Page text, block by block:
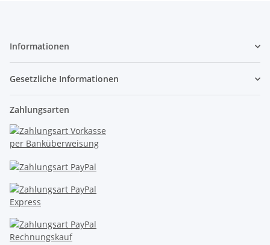
Informationen
Gesetzliche Informationen
Zahlungsarten